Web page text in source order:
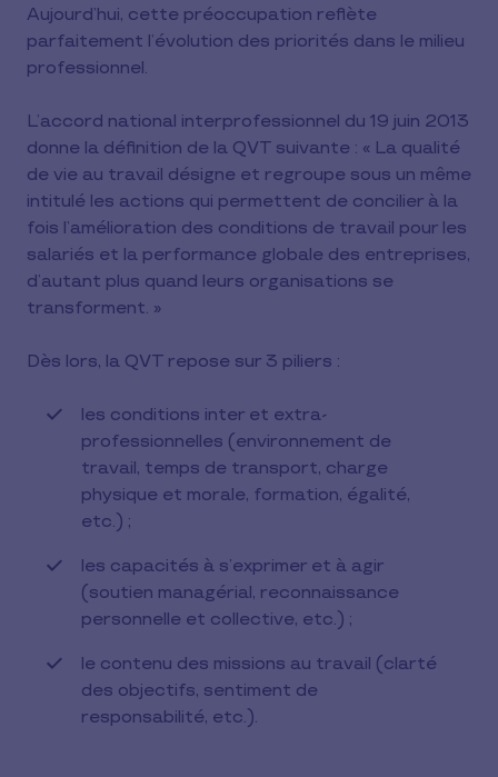
Aujourd’hui, cette préoccupation reflète
parfaitement l’évolution des priorités dans le milieu
professionnel.
L’accord national interprofessionnel du 19 juin 2013
donne la définition de la QVT suivante : « La qualité
de vie au travail désigne et regroupe sous un même
intitulé les actions qui permettent de concilier à la
fois l’amélioration des conditions de travail pour les
salariés et la performance globale des entreprises,
d’autant plus quand leurs organisations se
transforment. »
Dès lors, la QVT repose sur 3 piliers :
les conditions inter et extra-
professionnelles (environnement de
travail, temps de transport, charge
physique et morale, formation, égalité,
etc.) ;
les capacités à s’exprimer et à agir
(soutien managérial, reconnaissance
personnelle et collective, etc.) ;
le contenu des missions au travail (clarté
des objectifs, sentiment de
responsabilité, etc.).